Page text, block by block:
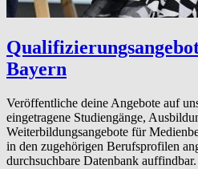
Bayern
Veröffentliche deine Angebote auf
eingetragene Studiengänge,
Weiterbildungsangebote für
in den zugehörigen Berufsprofilen
durchsuchbare Datenbank auffindbar.